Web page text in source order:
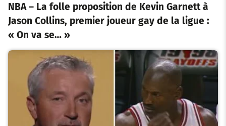
NBA – La folle proposition de Kevin Garnett à
Jason Collins, premier joueur gay de la ligue :
« On va se… »